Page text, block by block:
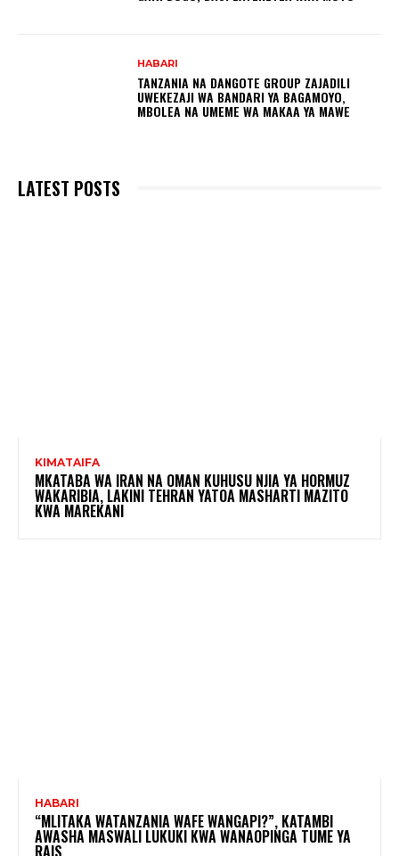
HABARI
TANZANIA NA DANGOTE GROUP ZAJADILI
UWEKEZAJI WA BANDARI YA BAGAMOYO,
MBOLEA NA UMEME WA MAKAA YA MAWE
LATEST POSTS
KIMATAIFA
MKATABA WA IRAN NA OMAN KUHUSU NJIA YA HORMUZ
WAKARIBIA, LAKINI TEHRAN YATOA MASHARTI MAZITO
KWA MAREKANI
HABARI
“MLITAKA WATANZANIA WAFE WANGAPI?”, KATAMBI
AWASHA MASWALI LUKUKI KWA WANAOPINGA TUME YA